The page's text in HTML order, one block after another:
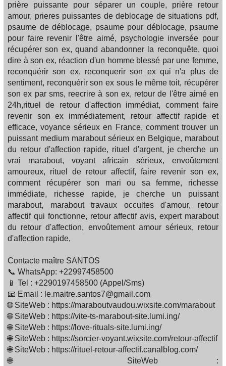
prière puissante pour séparer un couple, prière retour
amour, prieres puissantes de deblocage de situations pdf,
psaume de déblocage, psaume pour déblocage, psaume
pour faire revenir l'être aimé, psychologie inversée pour
récupérer son ex, quand abandonner la reconquête, quoi
dire à son ex, réaction d'un homme blessé par une femme,
reconquérir son ex, reconquerir son ex qui n'a plus de
sentiment, reconquérir son ex sous le même toit, récupérer
son ex par sms, reecrire à son ex, retour de l'être aimé en
24h,rituel de retour d'affection immédiat, comment faire
revenir son ex immédiatement, retour affectif rapide et
efficace, voyance sérieux en France, comment trouver un
puissant medium marabout sérieux en Belgique, marabout
du retour d'affection rapide, rituel d'argent, je cherche un
vrai marabout, voyant africain sérieux, envoûtement
amoureux, rituel de retour affectif, faire revenir son ex,
comment récupérer son mari ou sa femme, richesse
immédiate, richesse rapide, je cherche un puissant
marabout, marabout travaux occultes d'amour, retour
affectif qui fonctionne, retour affectif avis, expert marabout
du retour d'affection, envoûtement amour sérieux, retour
d'affection rapide,
Contacte maître SANTOS
📞 WhatsApp: +22997458500
📱 Tel : +2290197458500 (Appel/Sms)
📧 Email : le.maitre.santos7@gmail.com
🌐 SiteWeb : https://maraboutvaudou.wixsite.com/marabout
🌐 SiteWeb : https://vite-ts-marabout-site.lumi.ing/
🌐 SiteWeb : https://love-rituals-site.lumi.ing/
🌐 SiteWeb : https://sorcier-voyant.wixsite.com/retour-affectif
🌐 SiteWeb : https://rituel-retour-affectif.canalblog.com/
🌐 SiteWeb :